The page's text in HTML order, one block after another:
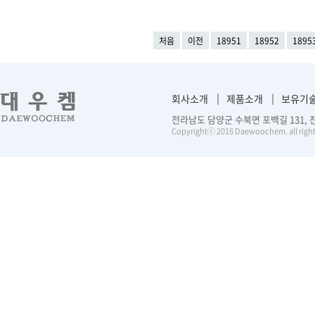
처음 이전 18951 18952
회사소개 제품소개 보유기
전라남도 담양군 수북면 포백길
Copyrightⓒ 2016 Daewoochem. all